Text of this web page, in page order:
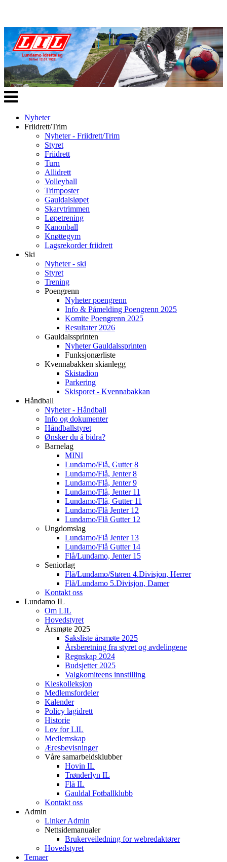
Veksle
navigasjon
Nyheter
Friidrett/Trim
Nyheter - Friidrett/Trim
Styret
Friidrett
Turn
Allidrett
Volleyball
Trimposter
Gauldalsløpet
Skarvtrimmen
Løpetrening
Kanonball
Knøttegym
Lagsrekorder friidrett
Ski
Nyheter - ski
Styret
Trening
Poengrenn
Nyheter poengrenn
Info & Påmelding Poengrenn 2025
Komite Poengrenn 2025
Resultater 2026
Gauldalssprinten
Nyheter Gauldalssprinten
Funksjonærliste
Kvennabakken skianlegg
Skistadion
Parkering
Skisporet - Kvennabakkan
Håndball
Nyheter - Håndball
Info og dokumenter
Håndballstyret
Ønsker du å bidra?
Barnelag
MINI
Lundamo/Flå, Gutter 8
Lundamo/Flå, Jenter 8
Lundamo/Flå, Jenter 9
Lundamo/Flå, Jenter 11
Lundamo/Flå, Gutter 11
Lundamo/Flå Jenter 12
Lundamo/Flå Gutter 12
Ungdomslag
Lundamo/Flå Jenter 13
Lundamo/Flå Gutter 14
Flå/Lundamo, Jenter 15
Seniorlag
Flå/Lundamo/Støren 4.Divisjon, Herrer
Flå/Lundamo 5.Divisjon, Damer
Kontakt oss
Lundamo IL
Om LIL
Hovedstyret
Årsmøte 2025
Saksliste årsmøte 2025
Årsberetning fra styret og avdelingene
Regnskap 2024
Budsjetter 2025
Valgkomiteens innstilling
Kleskolleksjon
Medlemsfordeler
Kalender
Policy lagidrett
Historie
Lov for LIL
Medlemskap
Æresbevisninger
Våre samarbeidsklubber
Hovin IL
Trønderlyn IL
Flå IL
Gauldal Fotballklubb
Kontakt oss
Admin
Linker Admin
Nettsidemanualer
Brukerveiledning for webredaktører
Hovedstyret
Temaer